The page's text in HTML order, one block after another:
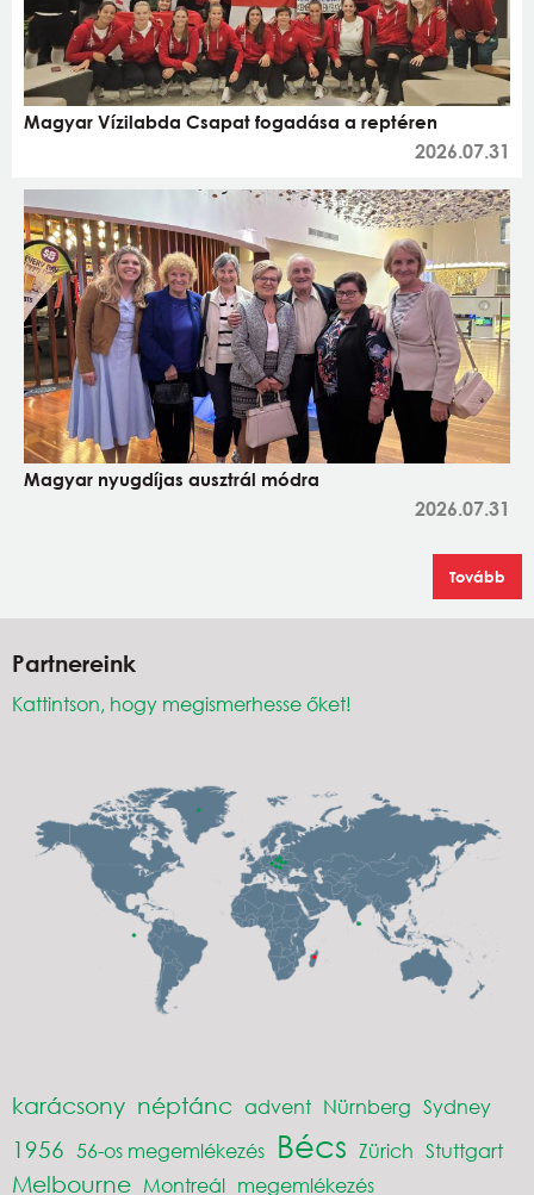
Magyar Vízilabda Csapat fogadása a reptéren
2026.07.31
Magyar nyugdíjas ausztrál módra
2026.07.31
Tovább
Partnereink
Kattintson, hogy megismerhesse őket!
karácsony néptánc advent Nürnberg Sydney
1956 56-os megemlékezés Bécs Zürich Stuttgart
Melbourne Montreál megemlékezés